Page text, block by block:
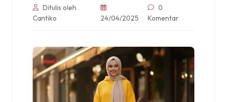
Ditulis oleh
Cantiko
24/04/2025
0
Komentar